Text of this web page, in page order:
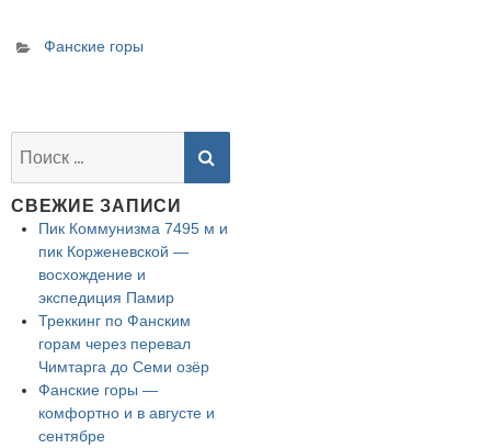
Categories
Фанские горы
SEARCH
СВЕЖИЕ ЗАПИСИ
Пик Коммунизма 7495 м и
пик Корженевской —
восхождение и
экспедиция Памир
Треккинг по Фанским
горам через перевал
Чимтарга до Семи озёр
Фанские горы —
комфортно и в августе и
сентябре